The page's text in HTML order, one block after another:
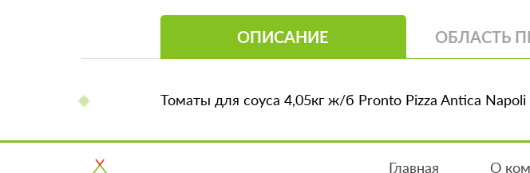
ОПИСАНИЕ ОБЛАСТЬ
Томаты для соуса 4,05кг ж/б Pronto Pizza Antica
Главная О